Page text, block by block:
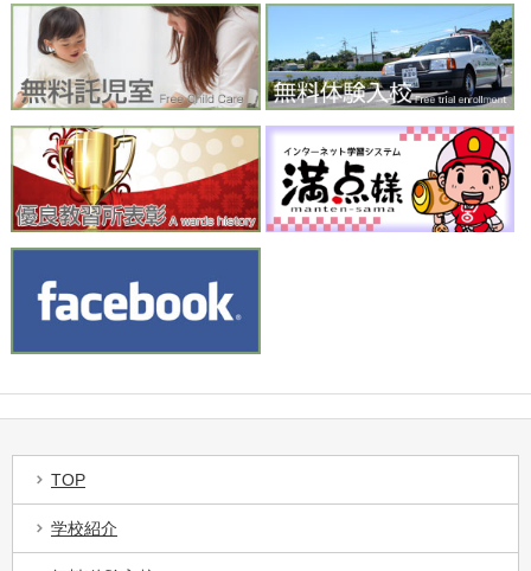
TOP
学校紹介